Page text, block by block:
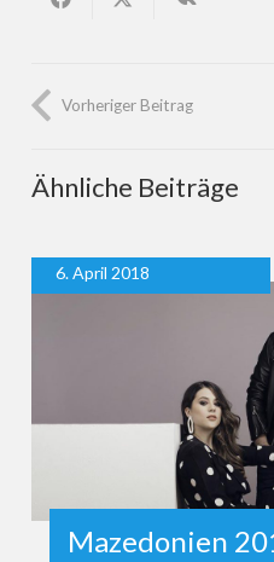
Vorheriger Beitrag
Ähnliche Beiträge
6. April 2018
Mazedonien